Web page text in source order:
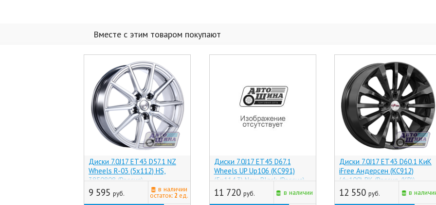
Вместе с этим товаром покупают
Диски 7.0J17 ET43 D57.1 NZ
Wheels R-03 (5x112) HS,
3850808 (Россия)
9 595 руб.
в наличии
остаток: 2 ед.
Диски 7.0J17 ET45 D67.1
Wheels UP Up106 (КС991)
(5x114.3) New Black (Россия)
11 720 руб. в наличии
Диски 7.0J17 ET43 D60.1 КиК
iFree Андерсен (KC912)
(4x100) BK (Россия, (КР))
12 550 руб. в